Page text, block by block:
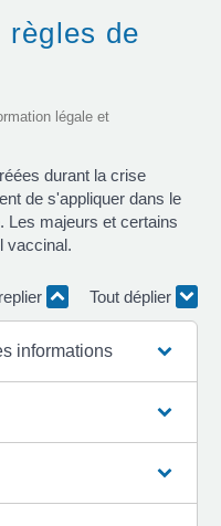
règles de
légale et
durant la crise
de s'appliquer dans le
Les majeurs et certains
vaccinal.
Tout déplier
informations